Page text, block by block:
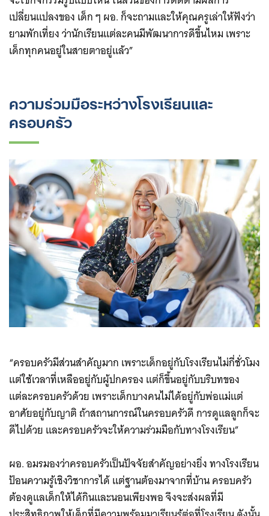
เปลี่ยนแปลงของ เด็ก ๆ ผอ. ก็จะถามและให้คุณครูเล่าให้ฟังว่า
ยามพักเที่ยง ว่านักเรียนแต่ละคนมีพัฒนาการดีขึ้นไหม เพราะ
เด็กทุกคนอยู่ในสายตาอยู่แล้ว”
ความร่วมมือระหว่างโรงเรียนและ
ครอบครัว
“ครอบครัวมีส่วนสำคัญมาก เพราะเด็กอยู่กับโรงเรียนไม่กี่ชั่วโมง
แต่ใช้เวลาที่เหลืออยู่กับผู้ปกครอง แต่ก็ขึ้นอยู่กับบริบทของ
แต่ละครอบครัวด้วย เพราะเด็กบางคนไม่ได้อยู่กับพ่อแม่แต่
อาศัยอยู่กับญาติ ถ้าสถานการณ์ในครอบครัวดี การดูแลลูกก็จะ
ดีไปด้วย และครอบครัวจะให้ความร่วมมือกับทางโรงเรียน”
ผอ. อมรมองว่าครอบครัวเป็นปัจจัยสำคัญอย่างยิ่ง ทางโรงเรียน
ป้อนความรู้เชิงวิชาการได้ แต่ฐานต้องมาจากที่บ้าน ครอบครัว
ต้องดูแลเด็กให้ได้กินและนอนเพียงพอ จึงจะส่งผลที่มี